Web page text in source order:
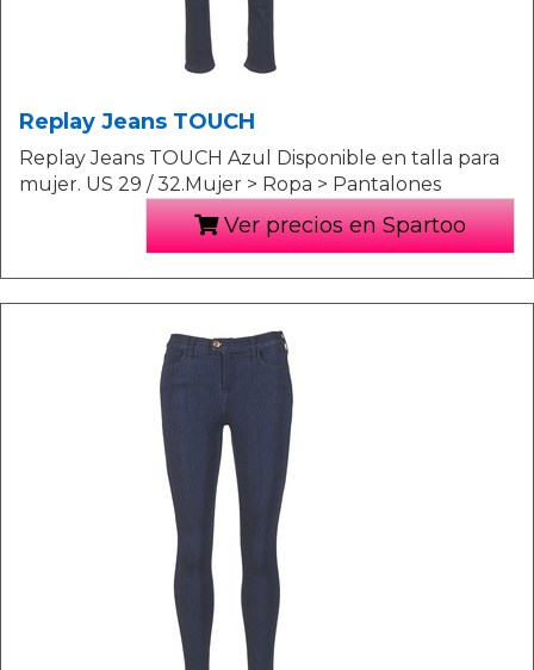
Replay Jeans TOUCH
Replay Jeans TOUCH Azul Disponible en talla para
mujer. US 29 / 32.Mujer > Ropa > Pantalones
Ver precios en Spartoo